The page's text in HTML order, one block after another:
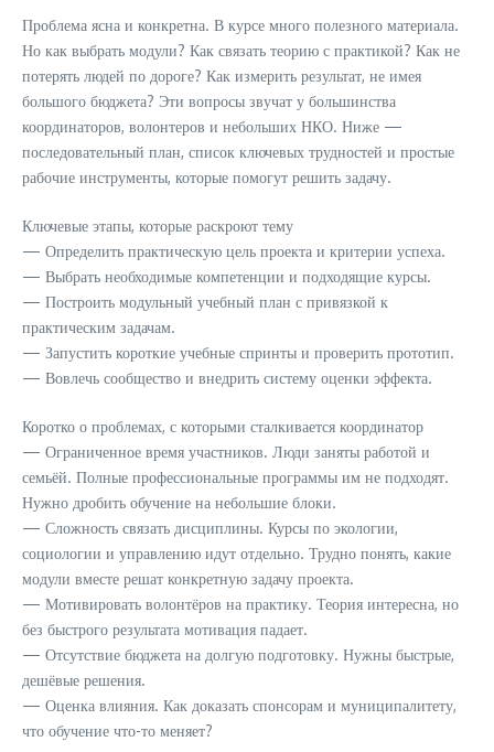
Проблема ясна и конкретна. В курсе много полезного материала.
Но как выбрать модули? Как связать теорию с практикой? Как не
потерять людей по дороге? Как измерить результат, не имея
большого бюджета? Эти вопросы звучат у большинства
координаторов, волонтеров и небольших НКО. Ниже —
последовательный план, список ключевых трудностей и простые
рабочие инструменты, которые помогут решить задачу.
Ключевые этапы, которые раскроют тему
— Определить практическую цель проекта и критерии успеха.
— Выбрать необходимые компетенции и подходящие курсы.
— Построить модульный учебный план с привязкой к
практическим задачам.
— Запустить короткие учебные спринты и проверить прототип.
— Вовлечь сообщество и внедрить систему оценки эффекта.
Коротко о проблемах, с которыми сталкивается координатор
— Ограниченное время участников. Люди заняты работой и
семьёй. Полные профессиональные программы им не подходят.
Нужно дробить обучение на небольшие блоки.
— Сложность связать дисциплины. Курсы по экологии,
социологии и управлению идут отдельно. Трудно понять, какие
модули вместе решат конкретную задачу проекта.
— Мотивировать волонтёров на практику. Теория интересна, но
без быстрого результата мотивация падает.
— Отсутствие бюджета на долгую подготовку. Нужны быстрые,
дешёвые решения.
— Оценка влияния. Как доказать спонсорам и муниципалитету,
что обучение что-то меняет?